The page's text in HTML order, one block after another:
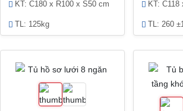
KT: C180 x R100 x S50 cm
TL: 125kg
KT:
TL: 260